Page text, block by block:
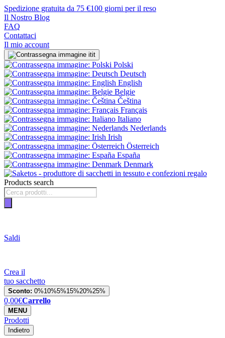
Spedizione gratuita da 75 €100 giorni per il reso
Il Nostro Blog
FAQ
Contattaci
Il mio account
it
Polski
Deutsch
English
Belgie
Čeština
Français
Italiano
Nederlands
Irish
Österreich
España
Denmark
Products search
Saldi
Crea il
tuo sacchetto
Sconto: 0%10%5%15%20%25%
0,00€Carrello
MENU
Prodotti
Indietro